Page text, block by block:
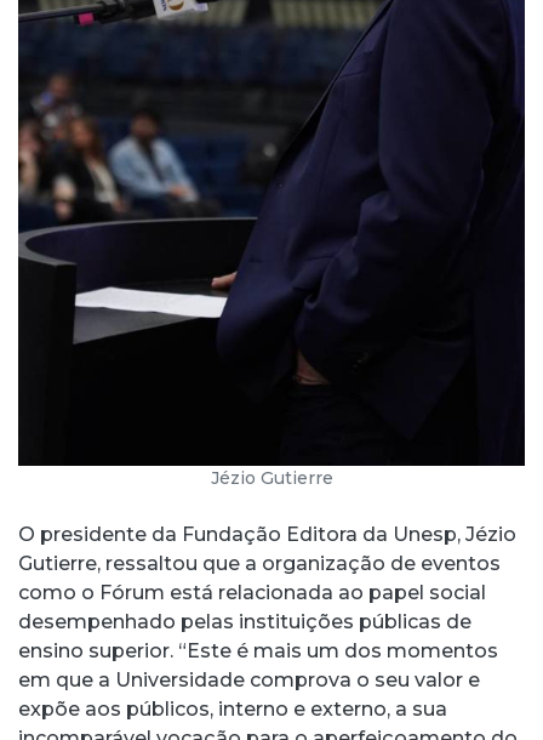
Jézio Gutierre
O presidente da Fundação Editora da Unesp, Jézio
Gutierre, ressaltou que a organização de eventos
como o Fórum está relacionada ao papel social
desempenhado pelas instituições públicas de
ensino superior. “Este é mais um dos momentos
em que a Universidade comprova o seu valor e
expõe aos públicos, interno e externo, a sua